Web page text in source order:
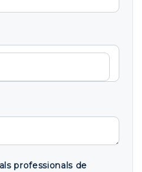
professionals de